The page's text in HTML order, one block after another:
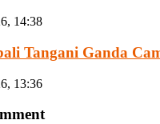
14:38
Tangani Ganda
13:36